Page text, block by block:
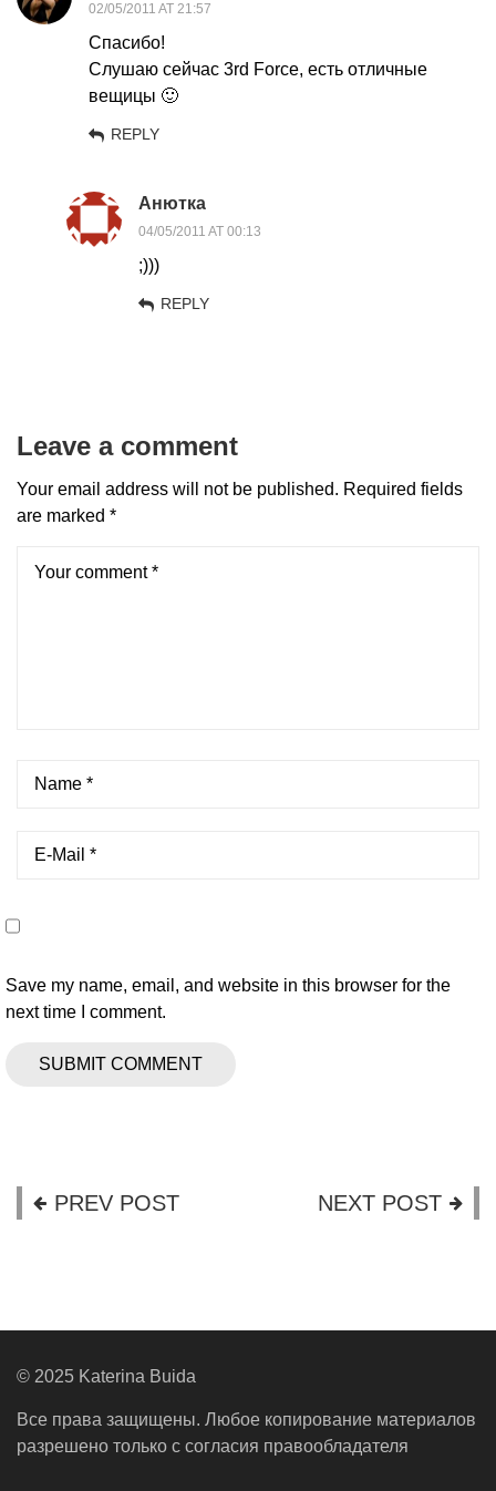
02/05/2011 AT 21:57
Спасибо!
Слушаю сейчас 3rd Force, есть отличные
вещицы 🙂
REPLY
Анютка
04/05/2011 AT 00:13
;)))
REPLY
Leave a comment
Your email address will not be published. Required fields
are marked *
Save my name, email, and website in this browser for the
next time I comment.
PREV POST NEXT POST
© 2025 Katerina Buida
Все права защищены. Любое копирование материалов
разрешено только с согласия правообладателя